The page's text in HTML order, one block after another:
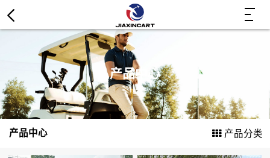
产品中心
产品中心 产品分类
电动高尔夫球车
货运车
电动观光车
电动老爷车